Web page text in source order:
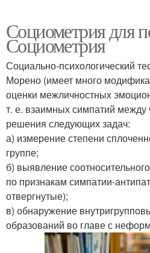
Социометрия для
Социометрия
Социально-психологический
Морено (имеет много
оценки межличностных
т. е. взаимных симпатий между
решения следующих задач:
а) измерение степени
группе;
б) выявление
по признакам симпатии-
отвергнутые);
в) обнаружение
образований во главе с